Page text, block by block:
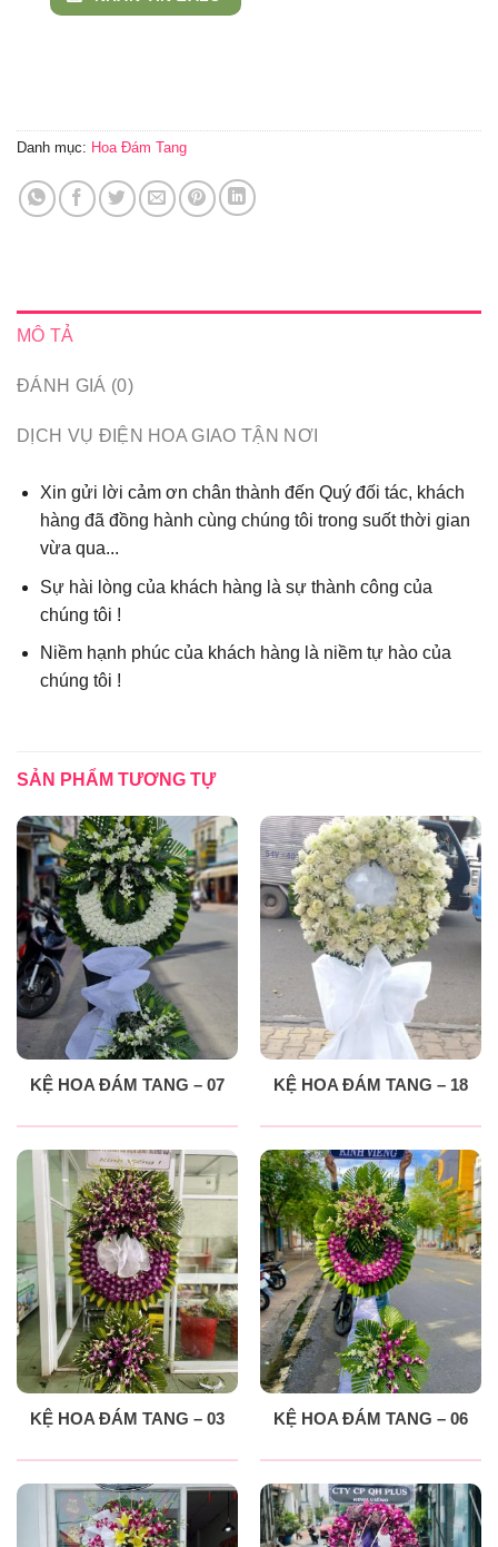
Danh mục: Hoa Đám Tang
MÔ TẢ
ĐÁNH GIÁ (0)
DỊCH VỤ ĐIỆN HOA GIAO TẬN NƠI
Xin gửi lời cảm ơn chân thành đến Quý đối tác, khách
hàng đã đồng hành cùng chúng tôi trong suốt thời gian
vừa qua...
Sự hài lòng của khách hàng là sự thành công của
chúng tôi !
Niềm hạnh phúc của khách hàng là niềm tự hào của
chúng tôi !
SẢN PHẨM TƯƠNG TỰ
KỆ HOA ĐÁM TANG – 07 KỆ HOA ĐÁM TANG – 18
KỆ HOA ĐÁM TANG – 03 KỆ HOA ĐÁM TANG – 06